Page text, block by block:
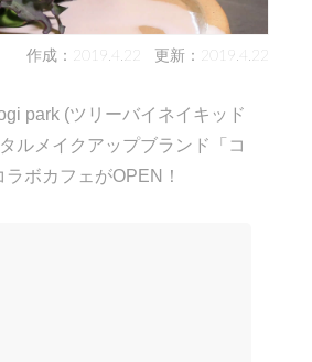
作成：2019.4.22 更新：2019.4.22
park (ツリーバイネイキッド
ルメイクアップブランド「コ
ボカフェがOPEN！